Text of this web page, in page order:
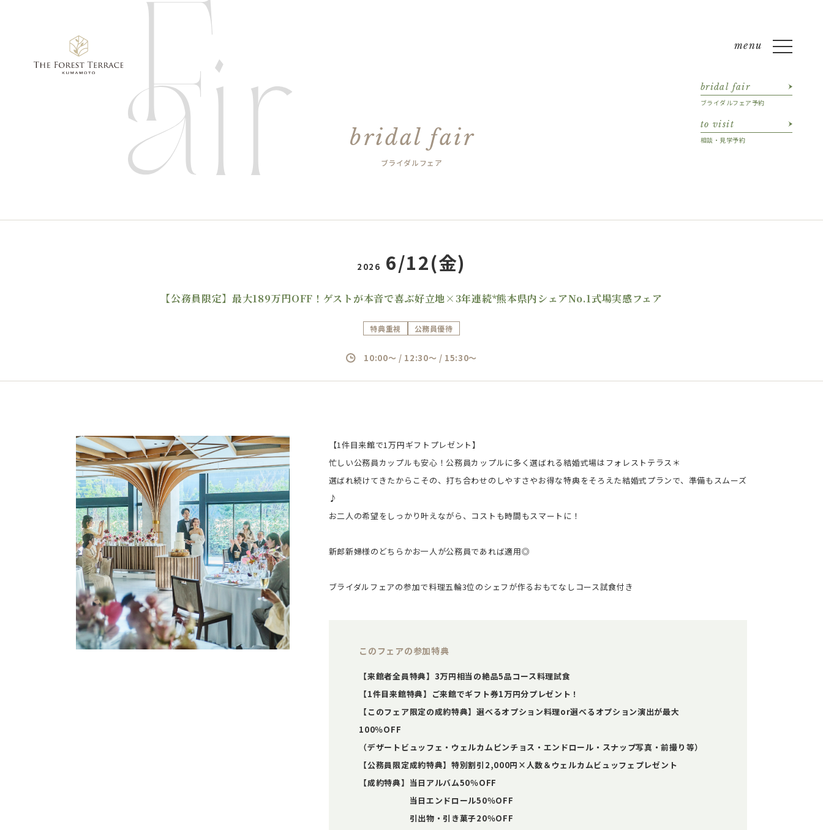
bridal fair
ブライダルフェア予約
to visit
相談・見学予約
bridal fair
ブライダルフェア
2026 6/12(金)
【公務員限定】最大189万円OFF！ゲストが本音で喜ぶ好立地×3年連続*熊本県内シェアNo.1式場実感フェア
特典重視 公務員優待
10:00～ / 12:30～ / 15:30～
【1件目来館で1万円ギフトプレゼント】
忙しい公務員カップルも安心！公務員カップルに多く選ばれる結婚式場はフォレストテラス＊
選ばれ続けてきたからこその、打ち合わせのしやすさやお得な特典をそろえた結婚式プランで、準備もスムーズ
♪
お二人の希望をしっかり叶えながら、コストも時間もスマートに！
新郎新婦様のどちらかお一人が公務員であれば適用◎
ブライダルフェアの参加で料理五輪3位のシェフが作るおもてなしコース試食付き
このフェアの参加特典
【来館者全員特典】3万円相当の絶品5品コース料理試食
【1件目来館特典】ご来館でギフト券1万円分プレゼント！
【このフェア限定の成約特典】選べるオプション料理or選べるオプション演出が最大
100％OFF
（デザートビュッフェ・ウェルカムピンチョス・エンドロール・スナップ写真・前撮り等）
【公務員限定成約特典】特別割引2,000円×人数＆ウェルカムビュッフェプレゼント
【成約特典】当日アルバム50％OFF
当日エンドロール50％OFF
引出物・引き菓子20％OFF